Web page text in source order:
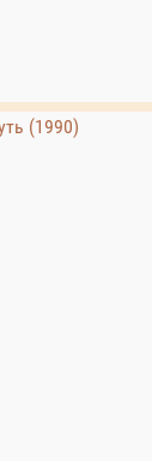
(1990)